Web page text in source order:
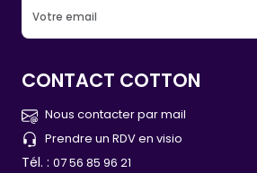
CONTACT COTTON
Nous contacter par mail
Prendre un RDV en visio
Tél. : 07 56 85 96 21